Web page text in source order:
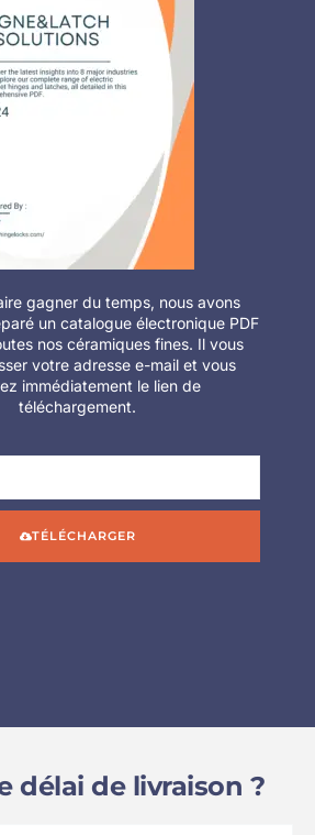
gagner du temps, nous avons
un catalogue électronique PDF
nos céramiques fines. Il vous
votre adresse e-mail et vous
immédiatement le lien de
téléchargement.
TÉLÉCHARGER
délai de livraison ?